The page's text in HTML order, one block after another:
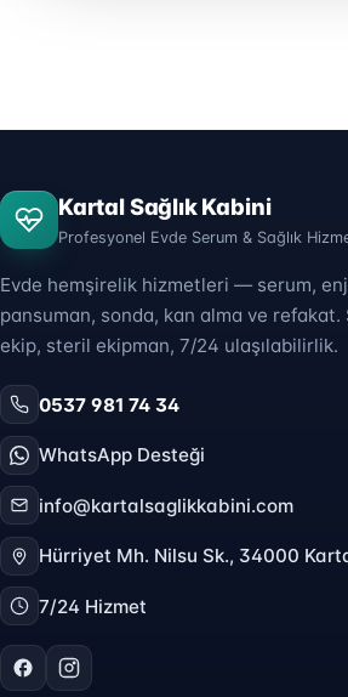
Kartal Sağlık Kabini
Profesyonel Evde Serum & Sağlık
Evde hemşirelik hizmetleri — serum,
pansuman, sonda, kan alma ve refakat.
ekip, steril ekipman, 7/24 ulaşılabilirlik.
0537 981 74 34
WhatsApp Desteği
info@kartalsaglikkabini.com
Hürriyet Mh. Nilsu Sk., 34000
7/24 Hizmet